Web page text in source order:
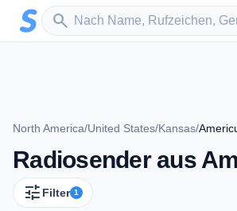
Zum Hauptinhalt springen
search
Sender suchen
North America/United States/Kansas/
Radiosender aus
tune Filter 1